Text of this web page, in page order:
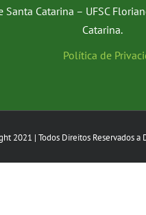
Santa Catarina – UFSC
Catarina.
Política de
2021 | Todos Direitos Reservados a